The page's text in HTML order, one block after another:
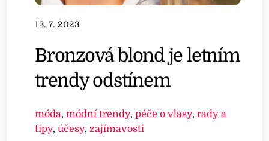
13. 7. 2023
Bronzová blond je letním
trendy odstínem
móda,módní trendy,péče o vlasy,rady a
tipy,účesy,zajímavosti